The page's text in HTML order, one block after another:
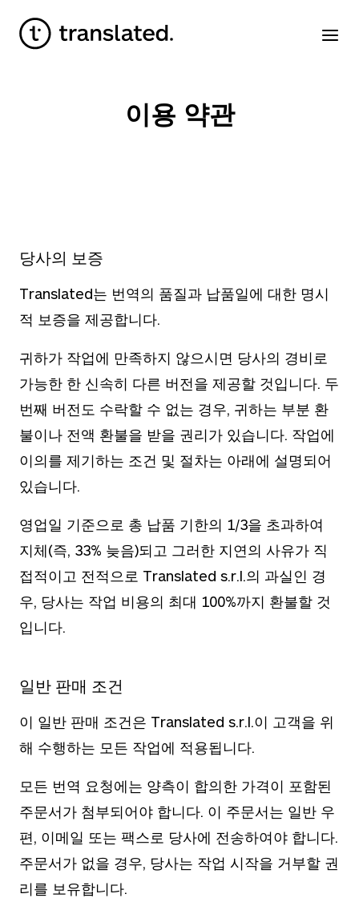
이용 약관
당사의 보증
Translated는 번역의 품질과 납품일에 대한 명시
적 보증을 제공합니다.
귀하가 작업에 만족하지 않으시면 당사의 경비로
가능한 한 신속히 다른 버전을 제공할 것입니다. 두
번째 버전도 수락할 수 없는 경우, 귀하는 부분 환
불이나 전액 환불을 받을 권리가 있습니다. 작업에
이의를 제기하는 조건 및 절차는 아래에 설명되어
있습니다.
영업일 기준으로 총 납품 기한의 1/3을 초과하여
지체(즉, 33% 늦음)되고 그러한 지연의 사유가 직
접적이고 전적으로 Translated s.r.l.의 과실인 경
우, 당사는 작업 비용의 최대 100%까지 환불할 것
입니다.
일반 판매 조건
이 일반 판매 조건은 Translated s.r.l.이 고객을 위
해 수행하는 모든 작업에 적용됩니다.
모든 번역 요청에는 양측이 합의한 가격이 포함된
주문서가 첨부되어야 합니다. 이 주문서는 일반 우
편, 이메일 또는 팩스로 당사에 전송하여야 합니다.
주문서가 없을 경우, 당사는 작업 시작을 거부할 권
리를 보유합니다.